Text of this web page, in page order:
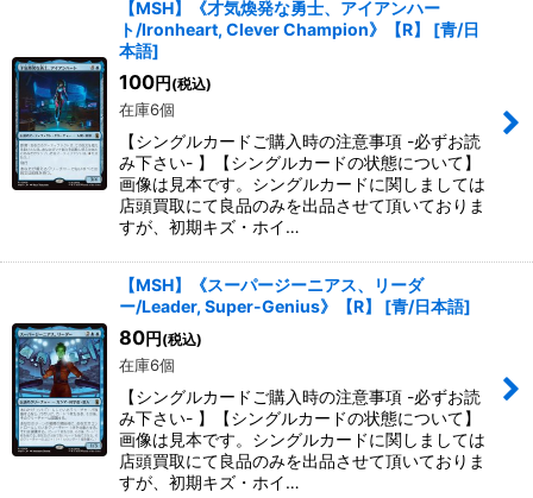
【MSH】《才気煥発な勇士、アイアンハー
ト/Ironheart, Clever Champion》【R】
[青/日
本語]
100円 (税込)
在庫6個
【シングルカードご購入時の注意事項 -必ずお読
み下さい- 】【シングルカードの状態について】
画像は見本です。シングルカードに関しましては
店頭買取にて良品のみを出品させて頂いておりま
すが、初期キズ・ホイ…
【MSH】《スーパージーニアス、リーダ
ー/Leader, Super-Genius》【R】
[青/日本語]
80円 (税込)
在庫6個
【シングルカードご購入時の注意事項 -必ずお読
み下さい- 】【シングルカードの状態について】
画像は見本です。シングルカードに関しましては
店頭買取にて良品のみを出品させて頂いておりま
すが、初期キズ・ホイ…